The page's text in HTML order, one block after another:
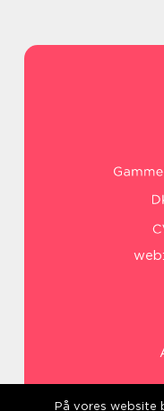
web:
På vores website